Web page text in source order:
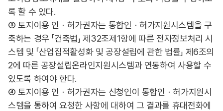
록 할 수 있다.
③ 토지이용 인ㆍ허가권자는 통합인ㆍ허가지원시스템을 구
축하는 경우 「건축법」 제32조제1항에 따른 전자정보처리 시
스템 및 「산업집적활성화 및 공장설립에 관한 법률」 제6조의
2에 따른 공장설립온라인지원시스템과 연동하여 사용할 수
있도록 하여야 한다.
④ 토지이용 인ㆍ허가권자는 신청인이 통합인ㆍ허가지원시
스템을 통하여 요청한 사항에 대하여 그 결과를 휴대전화에